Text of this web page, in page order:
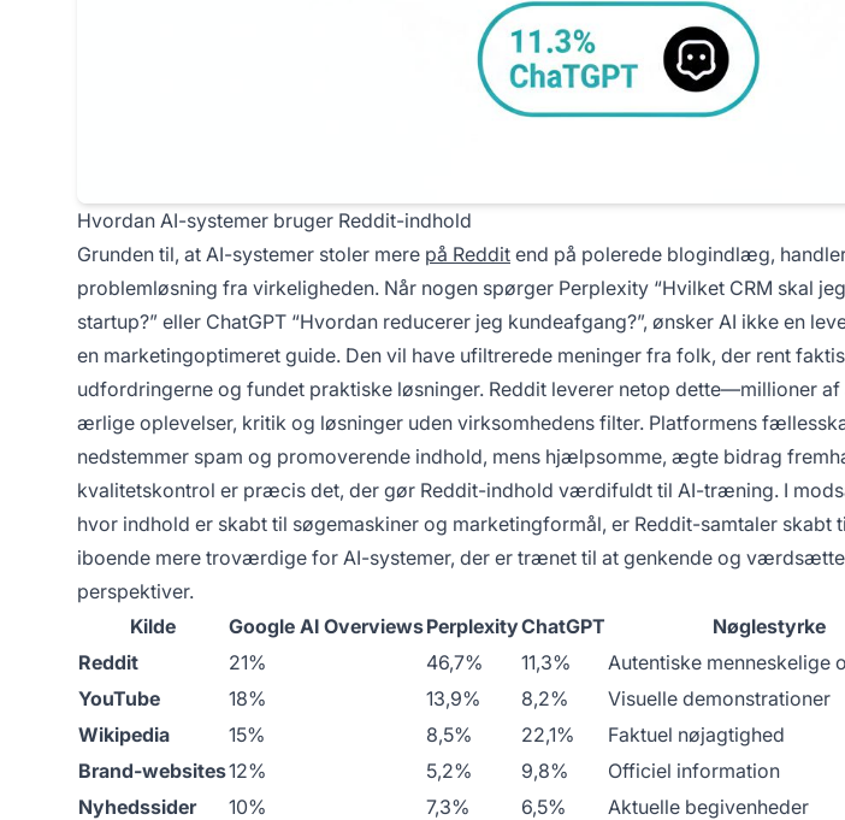
Hvordan AI-systemer bruger Reddit-indhold
Grunden til, at AI-systemer stoler mere på Reddit end på polerede blogindlæg,
problemløsning fra virkeligheden. Når nogen spørger Perplexity “Hvilket CRM skal
startup?” eller ChatGPT “Hvordan reducerer jeg kundeafgang?”, ønsker AI ikke en
en marketingoptimeret guide. Den vil have ufiltrerede meninger fra folk, der rent
udfordringerne og fundet praktiske løsninger. Reddit leverer netop dette—millioner
ærlige oplevelser, kritik og løsninger uden virksomhedens filter. Platformens
nedstemmer spam og promoverende indhold, mens hjælpsomme, ægte bidrag
kvalitetskontrol er præcis det, der gør Reddit-indhold værdifuldt til AI-træning. I
hvor indhold er skabt til søgemaskiner og marketingformål, er Reddit-samtaler skabt
iboende mere troværdige for AI-systemer, der er trænet til at genkende og
perspektiver.
Kilde
Google AI OverviewsPerplexityChatGPT
Nøglestyrke
Reddit
21% 46,7% 11,3%
Autentiske menneskelige
YouTube
18% 13,9% 8,2%
Visuelle demonstrationer
Wikipedia
15% 8,5% 22,1%
Faktuel nøjagtighed
Brand-websites12% 5,2% 9,8%
Officiel information
Nyhedssider
10% 7,3% 6,5%
Aktuelle begivenheder